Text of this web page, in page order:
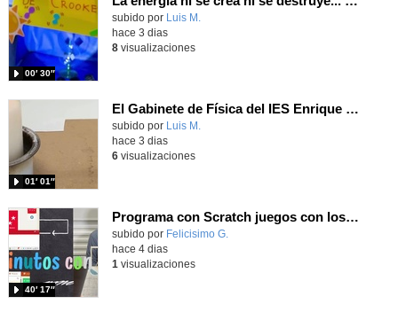
Contenido educativo.
subido por Luis M.
00′ 30″
hace 3 dias
8visualizaciones
El Gabinete de Física del IES Enrique Tierno Galván de Parla (Curso 25-26)
Contenido educativo.
subido por Luis M.
01′ 01″
hace 3 dias
6visualizaciones
Programa con Scratch juegos con los partidos del mundial 2026 ganados por España
Contenido educativo.
subido por Felicisimo G.
40′ 17″
hace 4 dias
1 visualizaciones